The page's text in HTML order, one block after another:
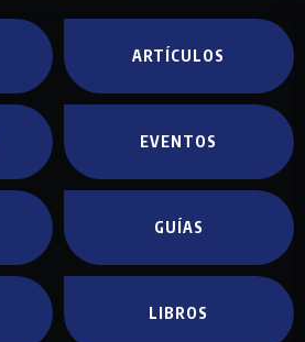
ARTÍCULOS
EVENTOS
GUÍAS
LIBROS